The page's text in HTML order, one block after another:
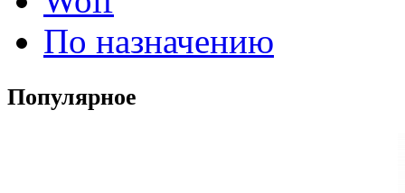
По назначению
Популярное